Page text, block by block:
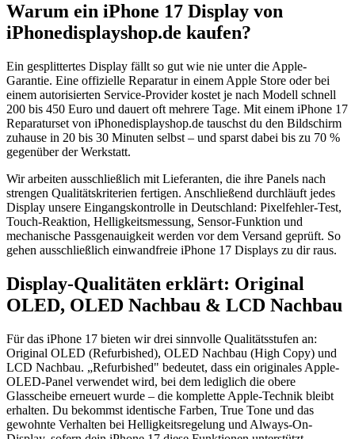
Warum ein iPhone 17 Display von
iPhonedisplayshop.de kaufen?
Ein gesplittertes Display fällt so gut wie nie unter die Apple-
Garantie. Eine offizielle Reparatur in einem Apple Store oder bei
einem autorisierten Service-Provider kostet je nach Modell schnell
200 bis 450 Euro und dauert oft mehrere Tage. Mit einem iPhone 17
Reparaturset von iPhonedisplayshop.de tauschst du den Bildschirm
zuhause in 20 bis 30 Minuten selbst – und sparst dabei bis zu 70 %
gegenüber der Werkstatt.
Wir arbeiten ausschließlich mit Lieferanten, die ihre Panels nach
strengen Qualitätskriterien fertigen. Anschließend durchläuft jedes
Display unsere Eingangskontrolle in Deutschland: Pixelfehler-Test,
Touch-Reaktion, Helligkeitsmessung, Sensor-Funktion und
mechanische Passgenauigkeit werden vor dem Versand geprüft. So
gehen ausschließlich einwandfreie iPhone 17 Displays zu dir raus.
Display-Qualitäten erklärt: Original
OLED, OLED Nachbau & LCD Nachbau
Für das iPhone 17 bieten wir drei sinnvolle Qualitätsstufen an:
Original OLED (Refurbished), OLED Nachbau (High Copy) und
LCD Nachbau. „Refurbished" bedeutet, dass ein originales Apple-
OLED-Panel verwendet wird, bei dem lediglich die obere
Glasscheibe erneuert wurde – die komplette Apple-Technik bleibt
erhalten. Du bekommst identische Farben, True Tone und das
gewohnte Verhalten bei Helligkeitsregelung und Always-On-